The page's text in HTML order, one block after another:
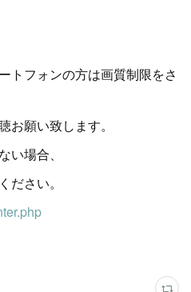
トフォンの方は画質制限をさ
願い致します。
い場合、
ださい。